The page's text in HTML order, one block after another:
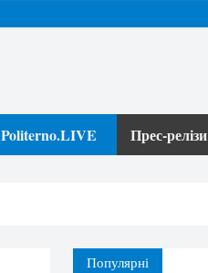
Politerno.LIVE Прес-релізи
Популярні